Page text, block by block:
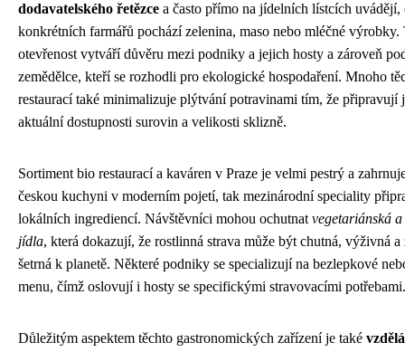
dodavatelského řetězce a často přímo na jídelních lístcích uvádějí,
konkrétních farmářů pochází zelenina, maso nebo mléčné výrobky.
otevřenost vytváří důvěru mezi podniky a jejich hosty a zároveň
zemědělce, kteří se rozhodli pro ekologické hospodaření. Mnoho
restaurací také minimalizuje plýtvání potravinami tím, že připravují
aktuální dostupnosti surovin a velikosti sklizně.
Sortiment bio restaurací a kaváren v Praze je velmi pestrý a
českou kuchyni v moderním pojetí, tak mezinárodní speciality
lokálních ingrediencí. Návštěvníci mohou ochutnat vegetariánská
jídla, která dokazují, že rostlinná strava může být chutná, výživná a
šetrná k planetě. Některé podniky se specializují na bezlepkové
menu, čímž oslovují i hosty se specifickými stravovacími potřebami.
Důležitým aspektem těchto gastronomických zařízení je také